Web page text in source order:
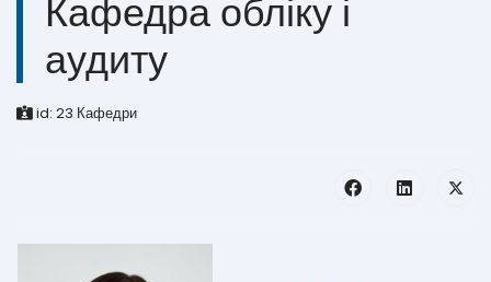
Кафедра обліку і
аудиту
id: 23 Кафедри